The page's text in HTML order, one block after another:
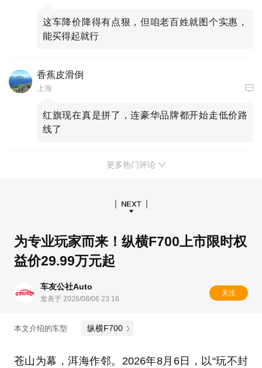
这车降价降得有点狠，但咱老百姓就图个实惠，
能买得起就行
香蕉皮滑倒
上海
红旗现在真是拼了，连豪华品牌都开始走低价路
线了
更多热门评论
为专业玩家而来！纵横F700上市限时权
益价29.99万元起
车友公社Auto
发表于 2026/08/06 23:16
关注
本文介绍的车型 纵横F700
苍山为幕，洱海作邻。2026年8月6日，以“玩不封